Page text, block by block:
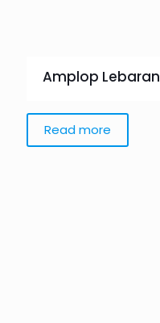
Amplop Lebaran
Read more